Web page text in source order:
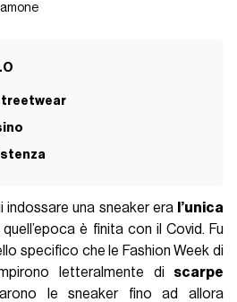
indossare una sneaker era l’unica
quell’epoca è finita con il Covid. Fu
specifico che le Fashion Week di
letteralmente di scarpe
le sneaker fino ad allora